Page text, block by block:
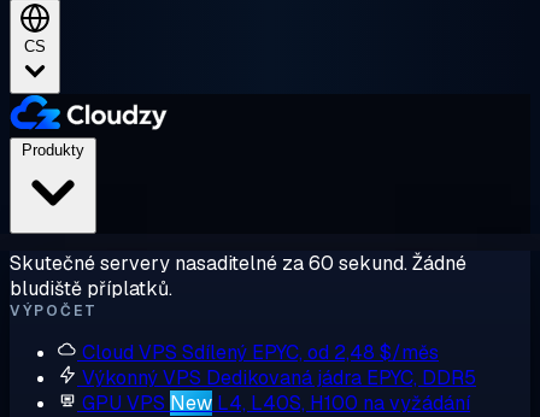
CS
Skutečné servery nasaditelné za 60 sekund. Žádné
bludiště příplatků.
VÝPOČET
Cloud VPS Sdílený EPYC, od 2,48 $/měs
Výkonný VPS Dedikovaná jádra EPYC, DDR5
GPU VPS New L4, L40S, H100 na vyžádání